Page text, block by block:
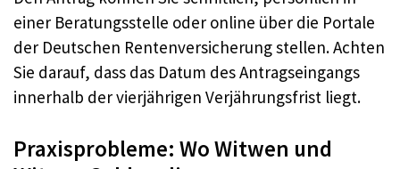
einer Beratungsstelle oder online über die Portale
der Deutschen Rentenversicherung stellen. Achten
Sie darauf, dass das Datum des Antragseingangs
innerhalb der vierjährigen Verjährungsfrist liegt.
Praxisprobleme: Wo Witwen und